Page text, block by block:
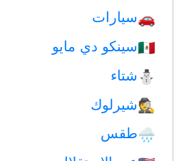
🚗سيارات
🇲🇽سينكو دي مايو
⛄ شتاء
🕵️شيرلوك
🌧طقس